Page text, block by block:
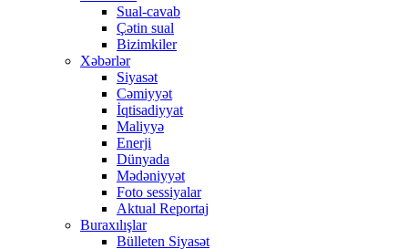
Sual-cavab
Çətin sual
Bizimkiler
Xəbərlər
Siyasət
Cəmiyyət
İqtisadiyyat
Maliyyə
Enerji
Dünyada
Mədəniyyət
Foto sessiyalar
Aktual Reportaj
Buraxılışlar
Bülleten Siyasət